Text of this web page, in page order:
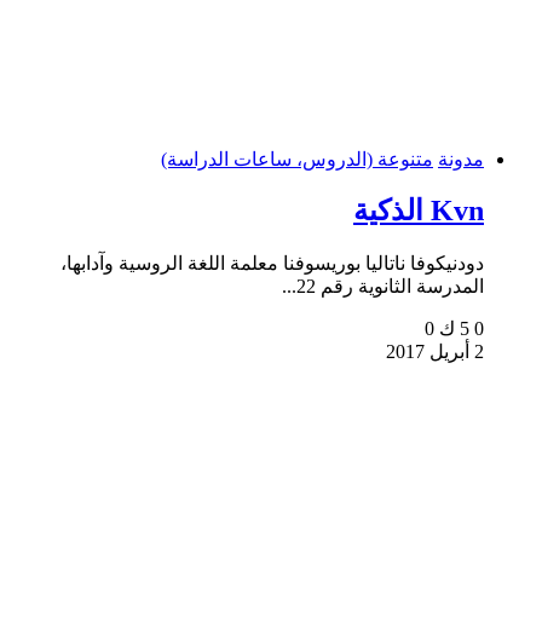
مدونة متنوعة (الدروس، ساعات الدراسة)
Kvn الذكية
دودنيكوفا ناتاليا بوريسوفنا معلمة اللغة الروسية وآدابها،
المدرسة الثانوية رقم 22...
0 5 ك
0
2 أبريل 2017